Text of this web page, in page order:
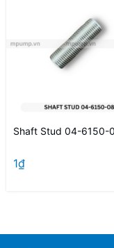
Shaft Stud 04-6150-
1₫